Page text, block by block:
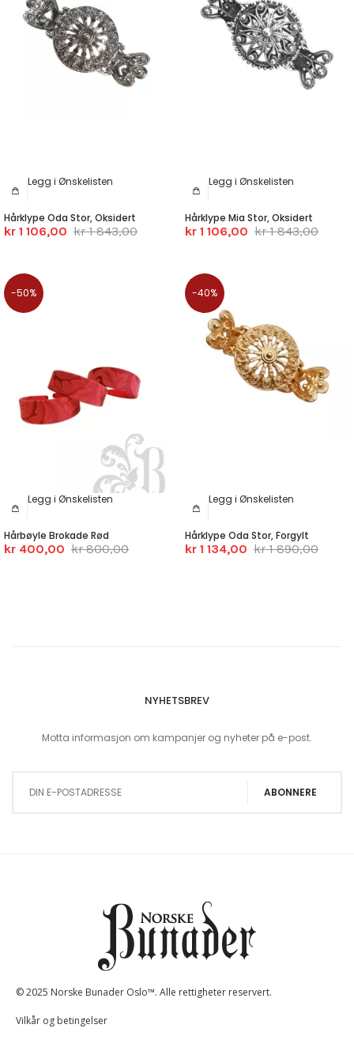
Legg i Ønskelisten
Hårklype Oda Stor, Oksidert
kr 1 106,00 kr 1 843,00
Legg i Ønskelisten
Hårklype Mia Stor, Oksidert
kr 1 106,00 kr 1 843,00
-50%
Legg i Ønskelisten
Hårbøyle Brokade Rød
kr 400,00 kr 800,00
-40%
Legg i Ønskelisten
Hårklype Oda Stor, Forgylt
kr 1 134,00 kr 1 890,00
NYHETSBREV
Motta informasjon om kampanjer og nyheter på e-post.
ABONNERE
© 2025 Norske Bunader Oslo™. Alle rettigheter reservert.
Vilkår og betingelser